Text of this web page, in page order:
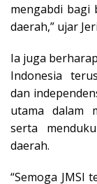
mengabdi bagi
daerah,” ujar
Ia juga
Indonesia
dan
utama dalam
serta
daerah.
“Semoga JMSI